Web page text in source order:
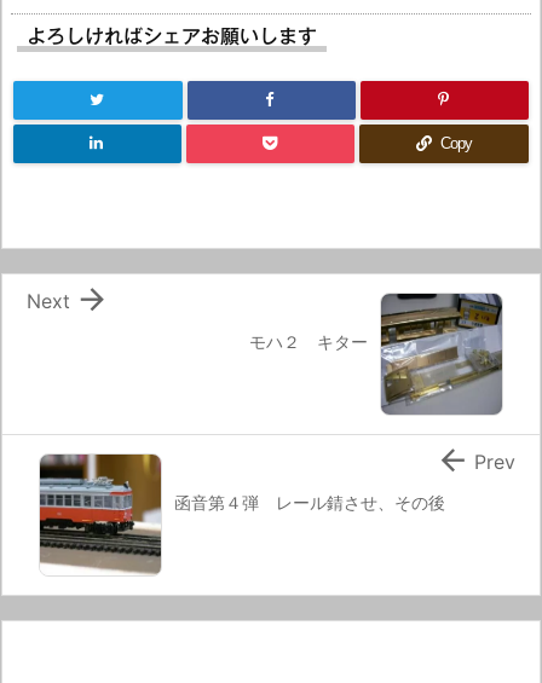
よろしければシェアお願いします
Copy
モハ２ キター

Next
函音第４弾 レール錆させ、その後
 Prev